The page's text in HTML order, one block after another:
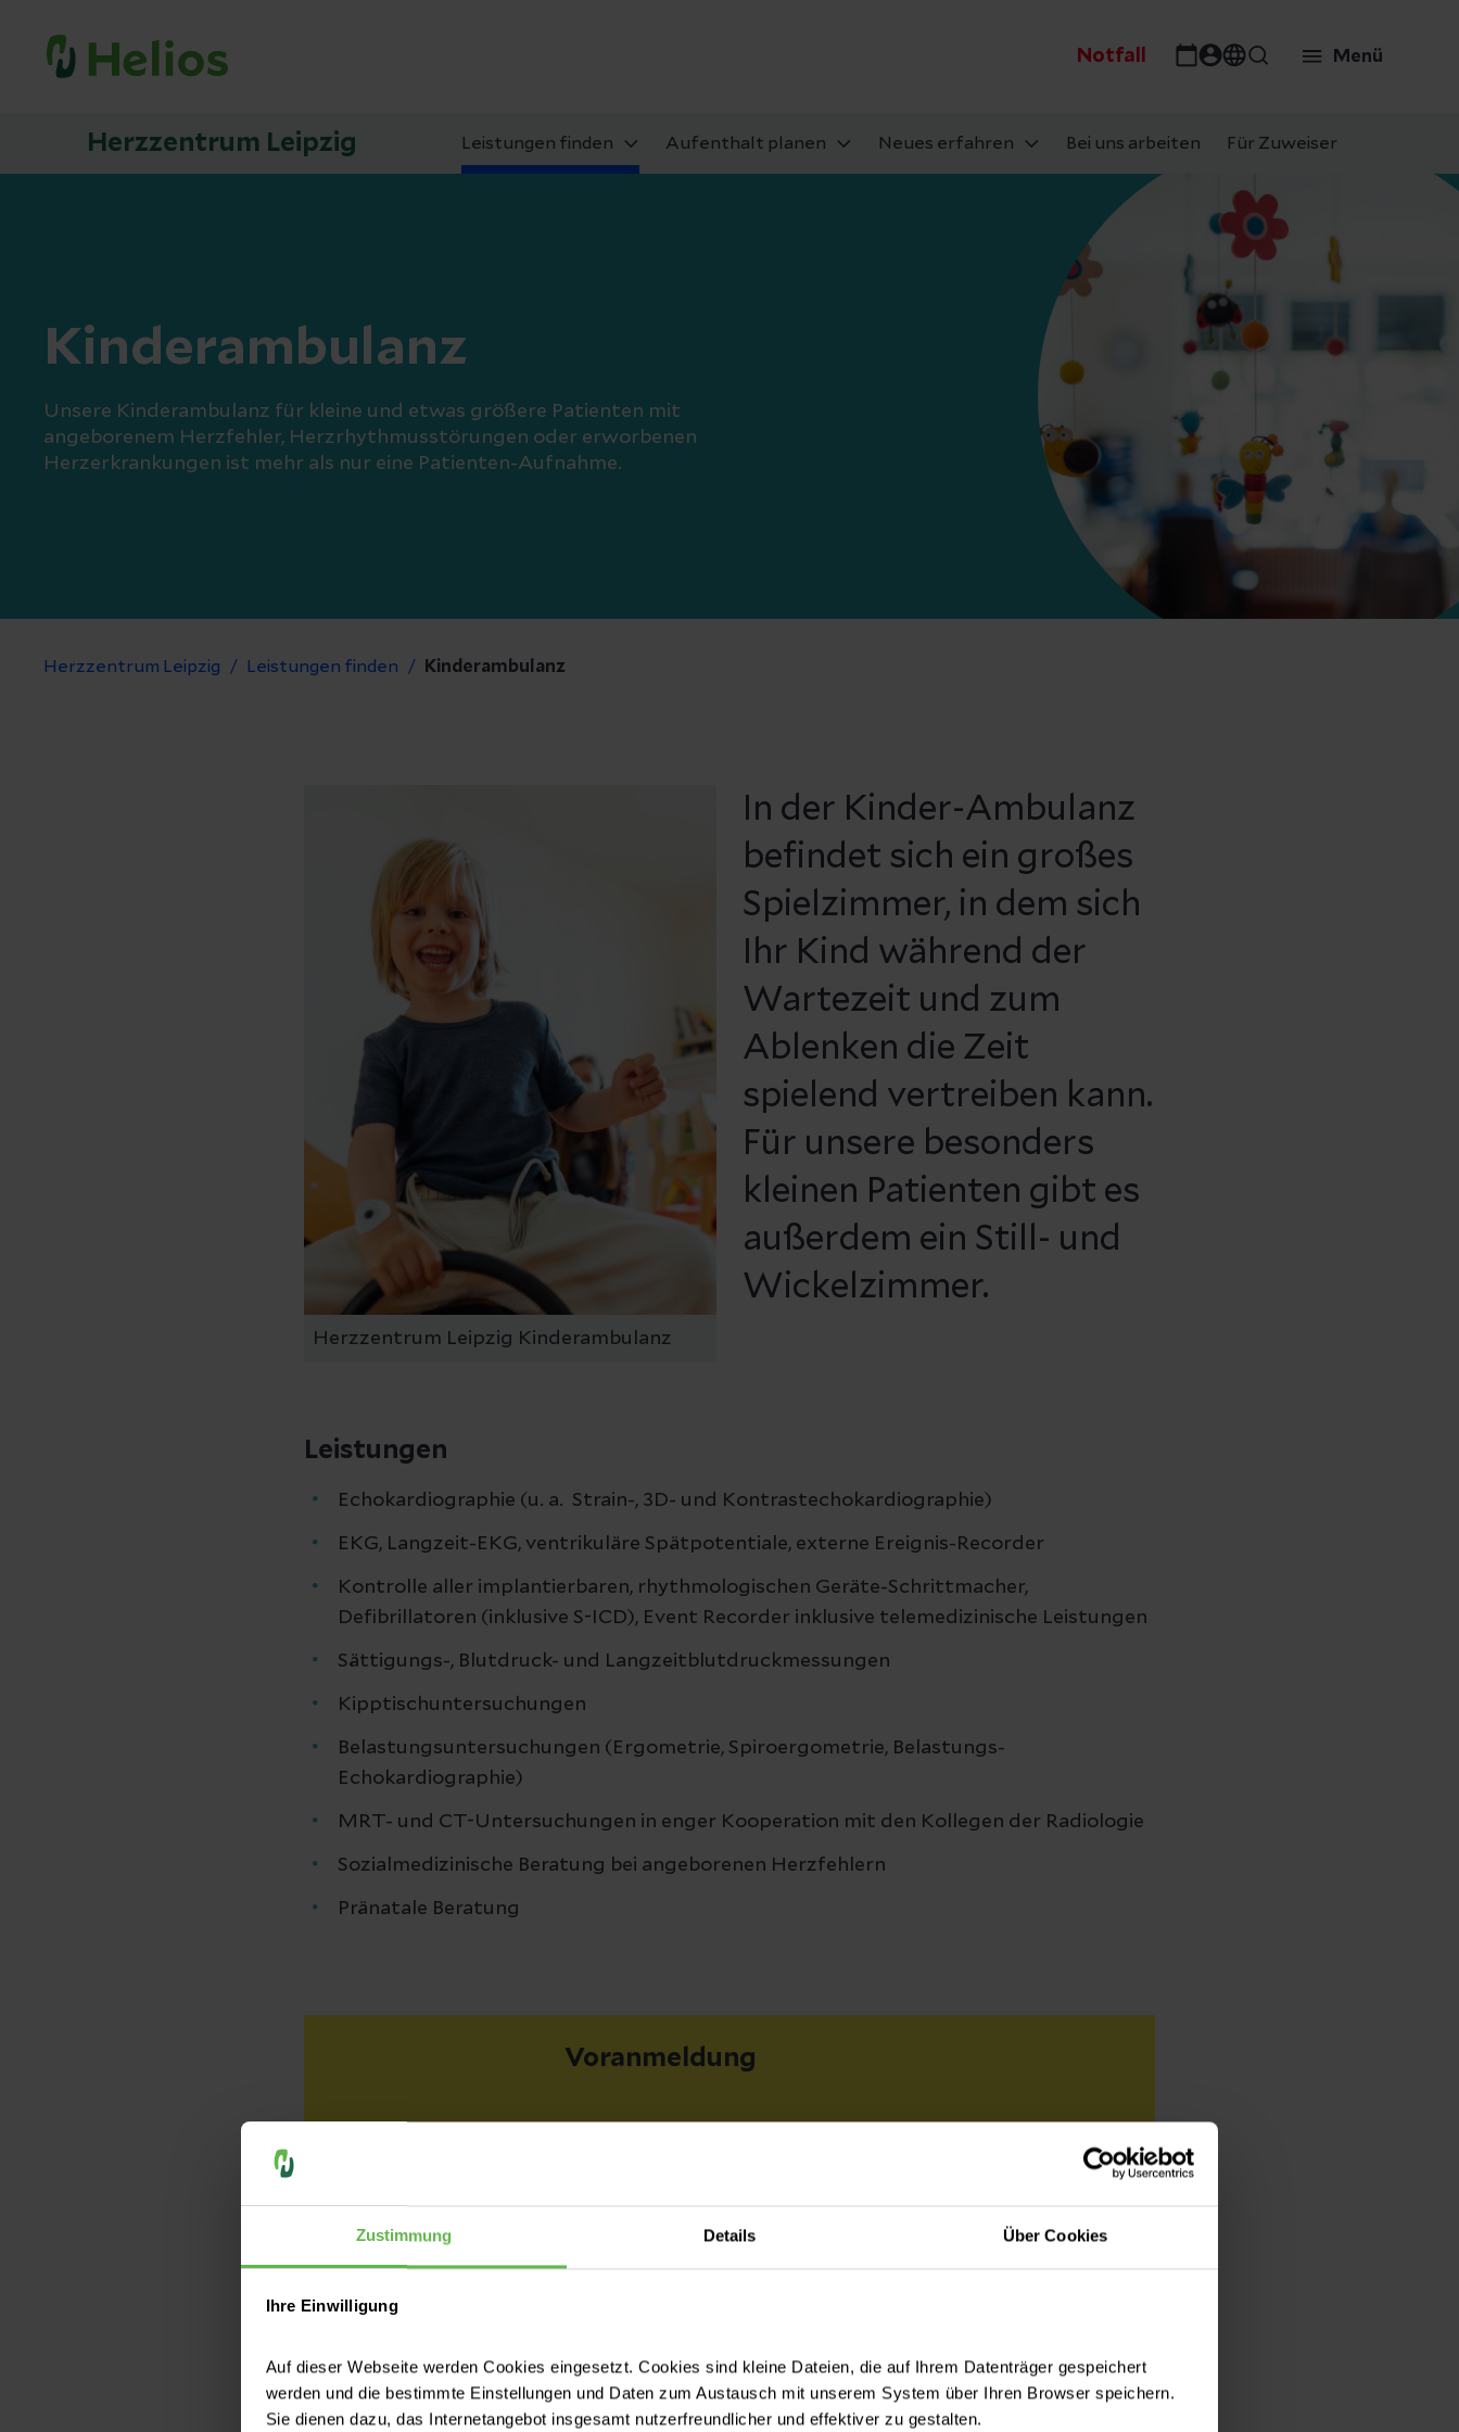
Zustimmung Details Über Cookies
Ihre Einwilligung
Auf dieser Webseite werden Cookies eingesetzt. Cookies sind kleine Dateien, die auf Ihrem Datenträger gespeichert
werden und die bestimmte Einstellungen und Daten zum Austausch mit unserem System über Ihren Browser speichern.
Sie dienen dazu, das Internetangebot insgesamt nutzerfreundlicher und effektiver zu gestalten.
Notfall Menü
Herzzentrum Leipzig Leistungen finden Aufenthalt planen Neues erfahren Bei uns arbeiten Für Zuweiser
Kinderambulanz
Unsere Kinderambulanz für kleine und etwas größere Patienten mit
angeborenem Herzfehler, Herzrhythmusstörungen oder erworbenen
Herzerkrankungen ist mehr als nur eine Patienten-Aufnahme.
Herzzentrum Leipzig Leistungen finden Kinderambulanz
In der Kinder-Ambulanz
befindet sich ein großes
Spielzimmer, in dem sich
Ihr Kind während der
Wartezeit und zum
Ablenken die Zeit
spielend vertreiben kann.
Für unsere besonders
kleinen Patienten gibt es
außerdem ein Still- und
Wickelzimmer.
Herzzentrum Leipzig Kinderambulanz
Leistungen
Echokardiographie (u. a. Strain-, 3D- und Kontrastechokardiographie)
EKG, Langzeit-EKG, ventrikuläre Spätpotentiale, externe Ereignis-Recorder
Kontrolle aller implantierbaren, rhythmologischen Geräte-Schrittmacher,
Defibrillatoren (inklusive S-ICD), Event Recorder inklusive telemedizinische Leistungen
Sättigungs-, Blutdruck- und Langzeitblutdruckmessungen
Kipptischuntersuchungen
Belastungsuntersuchungen (Ergometrie, Spiroergometrie, Belastungs-
Echokardiographie)
MRT- und CT-Untersuchungen in enger Kooperation mit den Kollegen der Radiologie
Sozialmedizinische Beratung bei angeborenen Herzfehlern
Pränatale Beratung
Voranmeldung
Bitte denken Sie bei